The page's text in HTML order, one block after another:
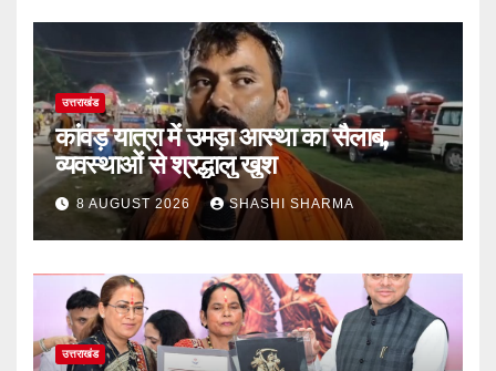
उत्तराखंड
कांवड़ यात्रा में उमड़ा आस्था का सैलाब,
व्यवस्थाओं से श्रद्धालु खुश
8 AUGUST 2026 SHASHI SHARMA
उत्तराखंड